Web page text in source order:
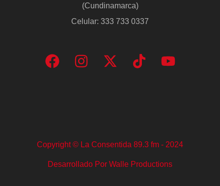
(Cundinamarca)
Celular: 333 733 0337
Copyright © La Consentida 89.3 fm - 2024
Desarrollado Por Walle Productions